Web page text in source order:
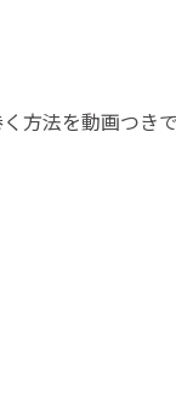
方法を動画つきで